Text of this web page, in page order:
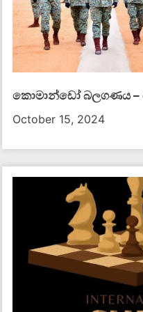
රැඳවියන් රැසක් ගැටුම්වලින්
කොමාන්ඩෝ බලගණය
October 15, 2024